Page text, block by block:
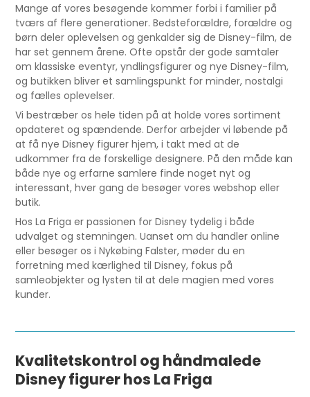
Mange af vores besøgende kommer forbi i familier på
tværs af flere generationer. Bedsteforældre, forældre og
børn deler oplevelsen og genkalder sig de Disney-film, de
har set gennem årene. Ofte opstår der gode samtaler
om klassiske eventyr, yndlingsfigurer og nye Disney-film,
og butikken bliver et samlingspunkt for minder, nostalgi
og fælles oplevelser.
Vi bestræber os hele tiden på at holde vores sortiment
opdateret og spændende. Derfor arbejder vi løbende på
at få nye Disney figurer hjem, i takt med at de
udkommer fra de forskellige designere. På den måde kan
både nye og erfarne samlere finde noget nyt og
interessant, hver gang de besøger vores webshop eller
butik.
Hos La Friga er passionen for Disney tydelig i både
udvalget og stemningen. Uanset om du handler online
eller besøger os i Nykøbing Falster, møder du en
forretning med kærlighed til Disney, fokus på
samleobjekter og lysten til at dele magien med vores
kunder.
Kvalitetskontrol og håndmalede
Disney figurer hos La Friga